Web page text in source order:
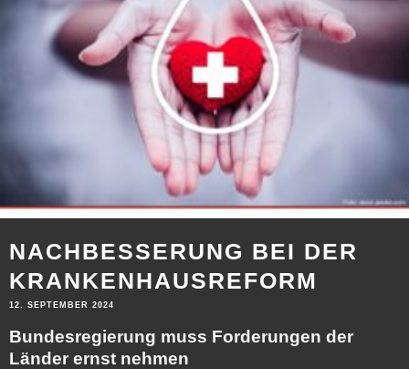
NACHBESSERUNG BEI DER
KRANKENHAUSREFORM
12. SEPTEMBER 2024
Bundesregierung muss Forderungen der
Länder ernst nehmen